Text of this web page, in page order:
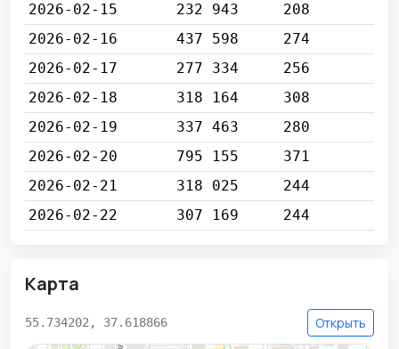
2026-02-15
232 943
208
2026-02-16
437 598
274
2026-02-17
277 334
256
2026-02-18
318 164
308
2026-02-19
337 463
280
2026-02-20
795 155
371
2026-02-21
318 025
244
2026-02-22
307 169 244
Карта
55.734202, 37.618866 Открыть